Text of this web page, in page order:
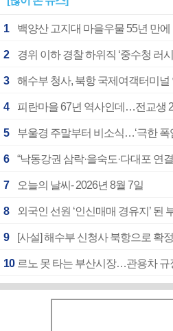
1 백양산 고지대 마을우물 55년 만에
2 경위 이하 경찰 하위직 ‘중수청 러
3 해수부 청사, 북항 국제여객터미널
4 피란마을 67년 역사인데…전교생
5 부울경 주말부터 비소식…‘극한 폭
6 “낙동강권 삼락·을숙도·다대포 연
7 오늘의 날씨- 2026년 8월 7일
8 외국인 선원 ‘인신매매 경유지’ 된
9 [사설] 해수부 신청사 북항으로 확
10 르노 못 타는 부산시장…관용차 규